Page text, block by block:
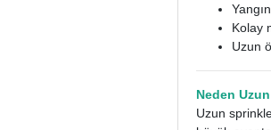
Kolay
Uzun
Neden
Uzun